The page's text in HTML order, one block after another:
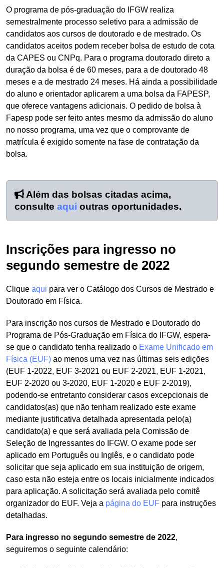
O programa de pós-graduação do IFGW realiza
semestralmente processo seletivo para a admissão de
candidatos aos cursos de doutorado e de mestrado. Os
candidatos aceitos podem receber bolsa de estudo de cota
da CAPES ou CNPq. Para o programa doutorado direto a
duração da bolsa é de 60 meses, para a de doutorado 48
meses e a de mestrado 24 meses. Há ainda a possibilidade
do aluno e orientador aplicarem a uma bolsa da FAPESP,
que oferece vantagens adicionais. O pedido de bolsa à
Fapesp pode ser feito antes mesmo da admissão do aluno
no nosso programa, uma vez que o comprovante de
matrícula é exigido somente na fase de contratação da
bolsa.
Além das bolsas citadas acima,
consulte aqui outras oportunidades.
Inscrições para ingresso no
segundo semestre de 2022
Clique aqui para ver o Catálogo dos Cursos de Mestrado e
Doutorado em Física.
Para inscrição nos cursos de Mestrado e Doutorado do
Programa de Pós-Graduação em Física do IFGW, espera-
se que o candidato tenha realizado o Exame Unificado em
Física (EUF) ao menos uma vez nas últimas seis edições
(EUF 1-2022, EUF 3-2021 ou EUF 2-2021, EUF 1-2021,
EUF 2-2020 ou 3-2020, EUF 1-2020 e EUF 2-2019),
podendo-se entretanto considerar casos excepcionais de
candidatos(as) que não tenham realizado este exame
mediante justificativa detalhada apresentada pelo(a)
candidato(a) e que será avaliada pela Comissão de
Seleção de Ingressantes do IFGW. O exame pode ser
aplicado em Português ou Inglês, e o candidato pode
solicitar que seja aplicado em sua instituição de origem,
caso esta não esteja entre os locais inicialmente indicados
para aplicação. A solicitação será avaliada pelo comitê
organizador do EUF. Veja a página do EUF para instruções
detalhadas.
Para ingresso no segundo semestre de 2022,
seguiremos o seguinte calendário: